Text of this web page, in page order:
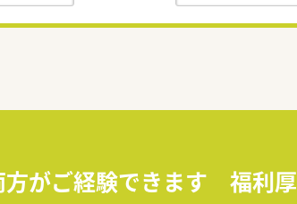
方がご経験できます 福利